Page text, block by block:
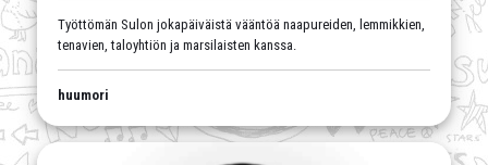
Työttömän Sulon jokapäiväistä vääntöä naapureiden, lemmikkien,
tenavien, taloyhtiön ja marsilaisten kanssa.
huumori